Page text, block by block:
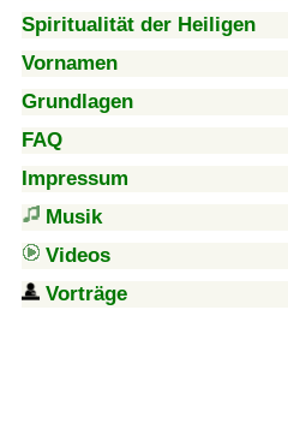
Spiritualität der Heiligen
Vornamen
Grundlagen
FAQ
Impressum
Musik
Videos
Vorträge